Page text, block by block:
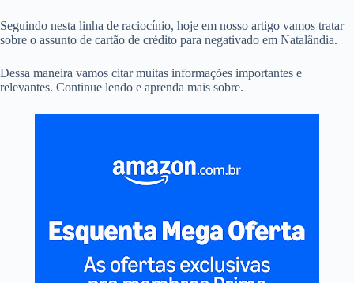
Seguindo nesta linha de raciocínio, hoje em nosso artigo vamos tratar
sobre o assunto de cartão de crédito para negativado em Natalândia.
Dessa maneira vamos citar muitas informações importantes e
relevantes. Continue lendo e aprenda mais sobre.